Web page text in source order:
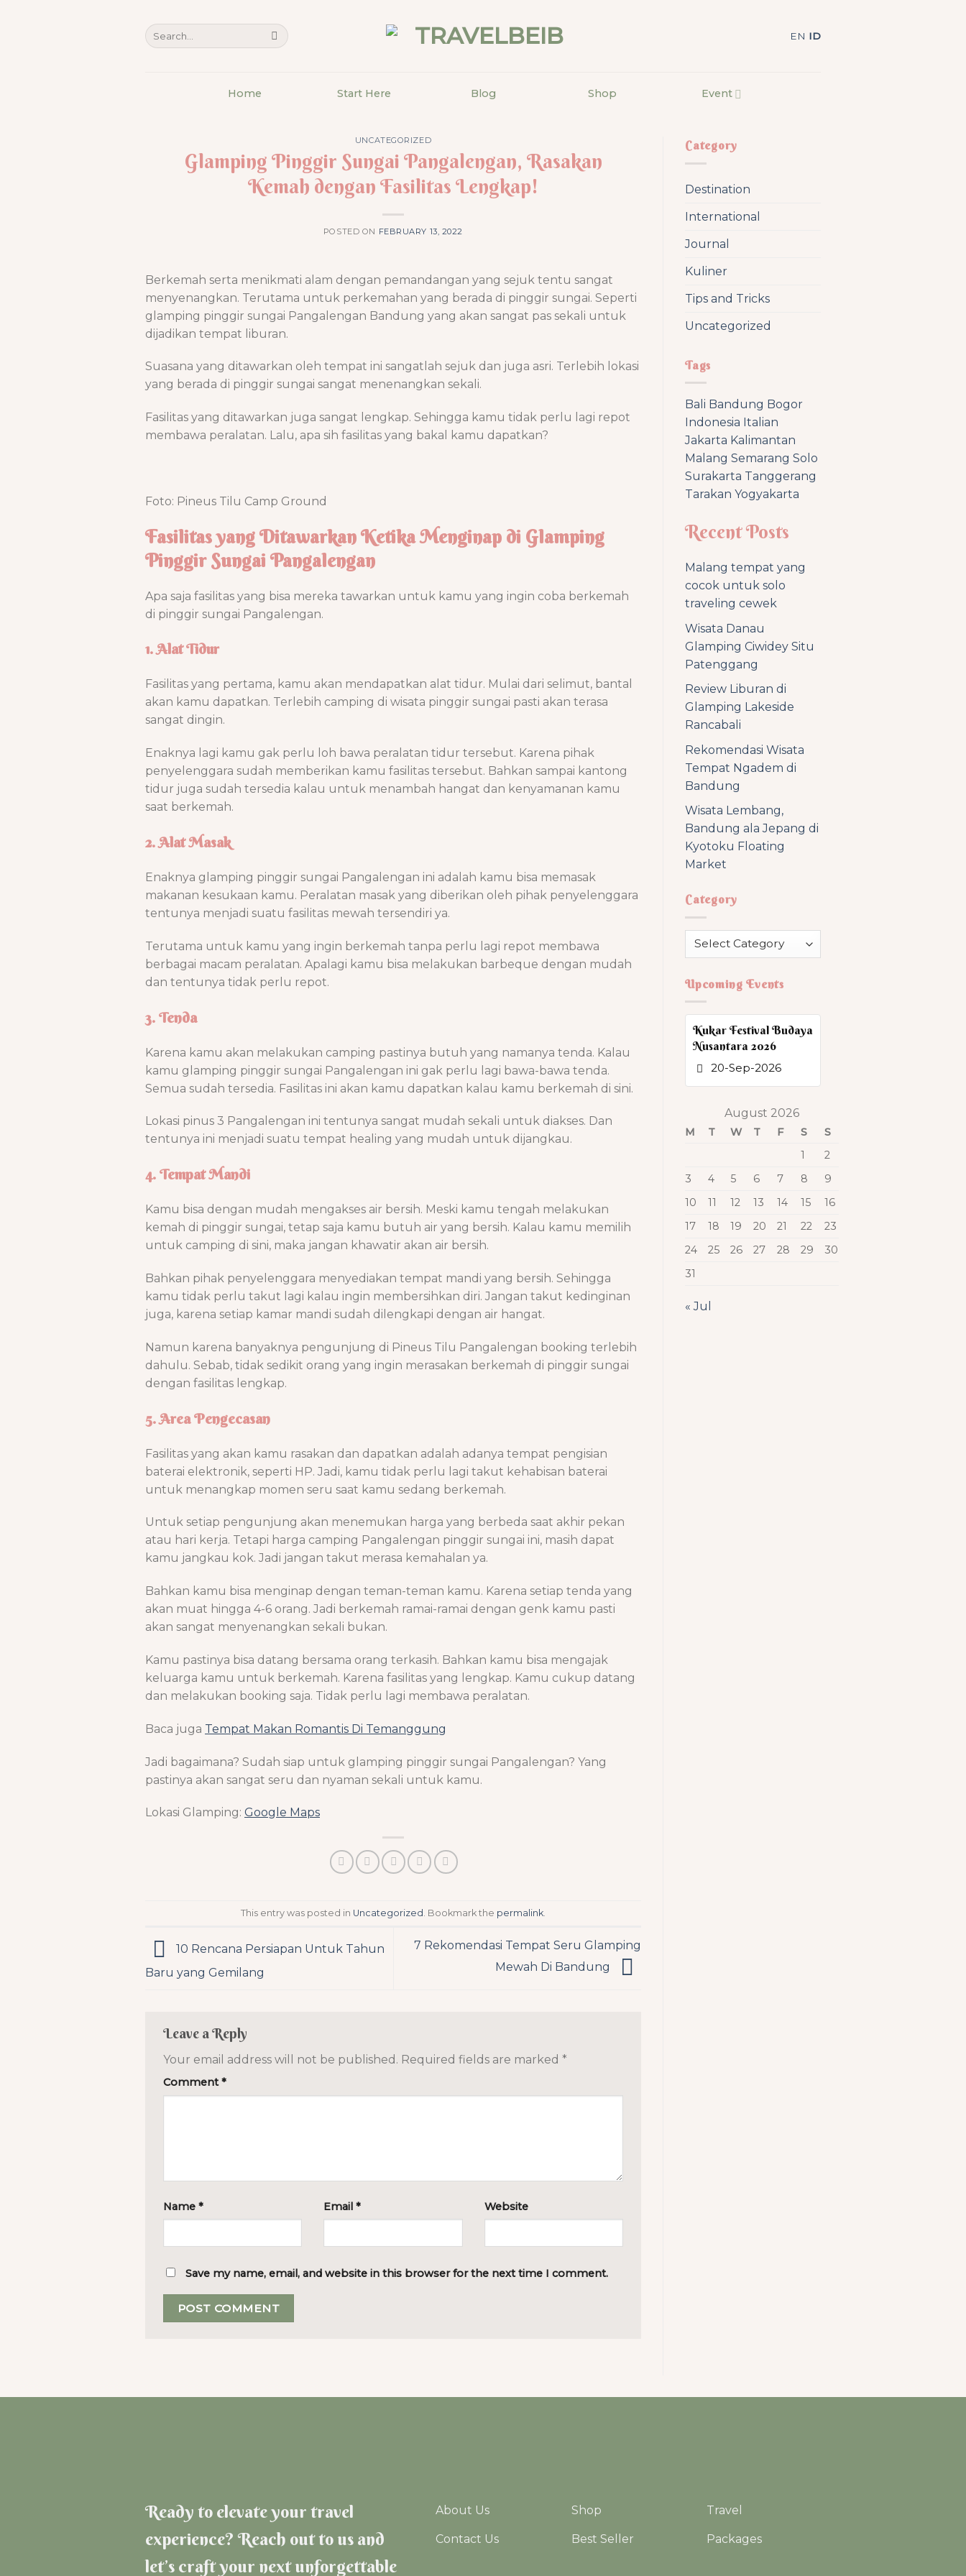
EN ID
Home Start Here Blog Shop Event
UNCATEGORIZED
Glamping Pinggir Sungai Pangalengan, Rasakan
Kemah dengan Fasilitas Lengkap!
POSTED ON FEBRUARY 13, 2022
Berkemah serta menikmati alam dengan pemandangan yang sejuk tentu sangat
menyenangkan. Terutama untuk perkemahan yang berada di pinggir sungai. Seperti
glamping pinggir sungai Pangalengan Bandung yang akan sangat pas sekali untuk
dijadikan tempat liburan.
Suasana yang ditawarkan oleh tempat ini sangatlah sejuk dan juga asri. Terlebih lokasi
yang berada di pinggir sungai sangat menenangkan sekali.
Fasilitas yang ditawarkan juga sangat lengkap. Sehingga kamu tidak perlu lagi repot
membawa peralatan. Lalu, apa sih fasilitas yang bakal kamu dapatkan?
Foto: Pineus Tilu Camp Ground
Fasilitas yang Ditawarkan Ketika Menginap di Glamping
Pinggir Sungai Pangalengan
Apa saja fasilitas yang bisa mereka tawarkan untuk kamu yang ingin coba berkemah
di pinggir sungai Pangalengan.
1. Alat Tidur
Fasilitas yang pertama, kamu akan mendapatkan alat tidur. Mulai dari selimut, bantal
akan kamu dapatkan. Terlebih camping di wisata pinggir sungai pasti akan terasa
sangat dingin.
Enaknya lagi kamu gak perlu loh bawa peralatan tidur tersebut. Karena pihak
penyelenggara sudah memberikan kamu fasilitas tersebut. Bahkan sampai kantong
tidur juga sudah tersedia kalau untuk menambah hangat dan kenyamanan kamu
saat berkemah.
2. Alat Masak
Enaknya glamping pinggir sungai Pangalengan ini adalah kamu bisa memasak
makanan kesukaan kamu. Peralatan masak yang diberikan oleh pihak penyelenggara
tentunya menjadi suatu fasilitas mewah tersendiri ya.
Terutama untuk kamu yang ingin berkemah tanpa perlu lagi repot membawa
berbagai macam peralatan. Apalagi kamu bisa melakukan barbeque dengan mudah
dan tentunya tidak perlu repot.
3. Tenda
Karena kamu akan melakukan camping pastinya butuh yang namanya tenda. Kalau
kamu glamping pinggir sungai Pangalengan ini gak perlu lagi bawa-bawa tenda.
Semua sudah tersedia. Fasilitas ini akan kamu dapatkan kalau kamu berkemah di sini.
Lokasi pinus 3 Pangalengan ini tentunya sangat mudah sekali untuk diakses. Dan
tentunya ini menjadi suatu tempat healing yang mudah untuk dijangkau.
4. Tempat Mandi
Kamu bisa dengan mudah mengakses air bersih. Meski kamu tengah melakukan
kemah di pinggir sungai, tetap saja kamu butuh air yang bersih. Kalau kamu memilih
untuk camping di sini, maka jangan khawatir akan air bersih.
Bahkan pihak penyelenggara menyediakan tempat mandi yang bersih. Sehingga
kamu tidak perlu takut lagi kalau ingin membersihkan diri. Jangan takut kedinginan
juga, karena setiap kamar mandi sudah dilengkapi dengan air hangat.
Namun karena banyaknya pengunjung di Pineus Tilu Pangalengan booking terlebih
dahulu. Sebab, tidak sedikit orang yang ingin merasakan berkemah di pinggir sungai
dengan fasilitas lengkap.
5. Area Pengecasan
Fasilitas yang akan kamu rasakan dan dapatkan adalah adanya tempat pengisian
baterai elektronik, seperti HP. Jadi, kamu tidak perlu lagi takut kehabisan baterai
untuk menangkap momen seru saat kamu sedang berkemah.
Untuk setiap pengunjung akan menemukan harga yang berbeda saat akhir pekan
atau hari kerja. Tetapi harga camping Pangalengan pinggir sungai ini, masih dapat
kamu jangkau kok. Jadi jangan takut merasa kemahalan ya.
Bahkan kamu bisa menginap dengan teman-teman kamu. Karena setiap tenda yang
akan muat hingga 4-6 orang. Jadi berkemah ramai-ramai dengan genk kamu pasti
akan sangat menyenangkan sekali bukan.
Kamu pastinya bisa datang bersama orang terkasih. Bahkan kamu bisa mengajak
keluarga kamu untuk berkemah. Karena fasilitas yang lengkap. Kamu cukup datang
dan melakukan booking saja. Tidak perlu lagi membawa peralatan.
Baca juga Tempat Makan Romantis Di Temanggung
Jadi bagaimana? Sudah siap untuk glamping pinggir sungai Pangalengan? Yang
pastinya akan sangat seru dan nyaman sekali untuk kamu.
Lokasi Glamping: Google Maps
This entry was posted in Uncategorized . Bookmark the permalink
10 Rencana Persiapan Untuk Tahun
Baru yang Gemilang
7 Rekomendasi Tempat Seru Glamping
Mewah Di Bandung
Leave a Reply
Your email address will not be published. Required fields are marked *
Comment*
Name * Email* Website
Save my name, email, and website in this browser for the next time I comment.
Category
Destination
International
Journal
Kuliner
Tips and Tricks
Uncategorized
Tags
Bali Bandung Bogor
Indonesia Italian
Jakarta Kalimantan
Malang Semarang Solo
Surakarta Tanggerang
Tarakan Yogyakarta
Recent Posts
Malang tempat yang
cocok untuk solo
traveling cewek
Wisata Danau
Glamping Ciwidey Situ
Patenggang
Review Liburan di
Glamping Lakeside
Rancabali
Rekomendasi Wisata
Tempat Ngadem di
Bandung
Wisata Lembang,
Bandung ala Jepang di
Kyotoku Floating
Market
Category
Category
Upcoming Events
Kukar Festival Budaya
Nusantara 2026
20-Sep-2026
August 2026
M T W T F S
S
1
2
3
4 5 6 7 8
9
10
11 12 13 14 15
16
17
18 19 20 21 22
23
24
25 26 27 28 29
30
31
« Jul
Ready to elevate your travel
experience? Reach out to us and
let’s craft your next unforgettable
About Us
Contact Us
Shop
Best Seller
Travel
Packages